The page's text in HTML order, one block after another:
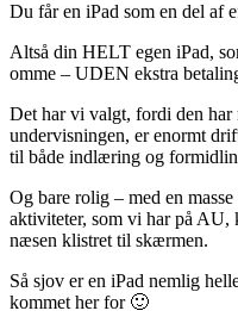
Du får en iPad som en del af
Altså din HELT egen iPad,
omme – UDEN ekstra
Det har vi valgt, fordi den
undervisningen, er enormt
til både indlæring og
Og bare rolig – med en
aktiviteter, som vi har på AU,
næsen klistret til skærmen.
Så sjov er en iPad nemlig
kommet her for 🙂